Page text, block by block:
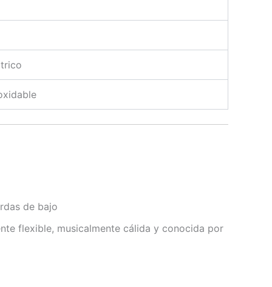
de bajo
flexible, musicalmente cálida y conocida por